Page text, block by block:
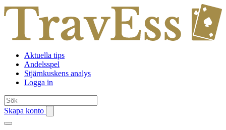
Aktuella tips
Andelsspel
Stjärnkuskens analys
Logga in
Skapa konto